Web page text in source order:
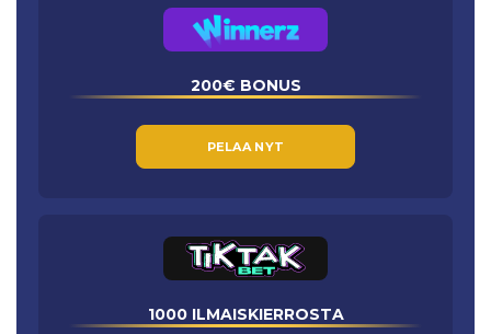
200€ BONUS
PELAA NYT
1000 ILMAISKIERROSTA